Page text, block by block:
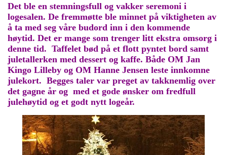
Det ble en stemningsfull og vakker seremoni i
logesalen. De fremmøtte ble minnet på viktigheten av
å ta med seg våre budord inn i den kommende
høytid. Det er mange som trenger litt ekstra omsorg i
denne tid. Taffelet bød på et flott pyntet bord samt
juletallerken med dessert og kaffe. Både OM Jan
Kingo Lilleby og OM Hanne Jensen leste innkomne
julekort. Begges taler var preget av takknemlig over
det gagne år og med et gode ønsker om fredfull
julehøytid og et godt nytt logeår.